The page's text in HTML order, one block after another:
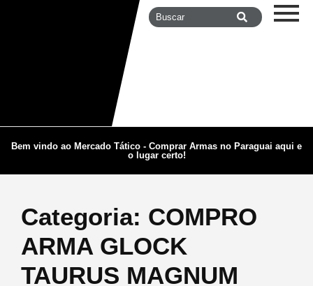
Bem vindo ao Mercado Tático - Comprar Armas no Paraguai aqui e
o lugar certo!
Categoria: COMPRO
ARMA GLOCK
TAURUS MAGNUM